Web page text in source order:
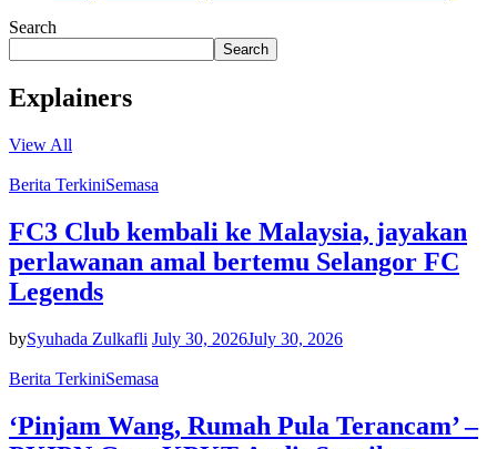
Search
Search
Explainers
View All
Berita TerkiniSemasa
FC3 Club kembali ke Malaysia, jayakan
perlawanan amal bertemu Selangor FC
Legends
bySyuhada Zulkafli July 30, 2026July 30, 2026
Berita TerkiniSemasa
‘Pinjam Wang, Rumah Pula Terancam’ –